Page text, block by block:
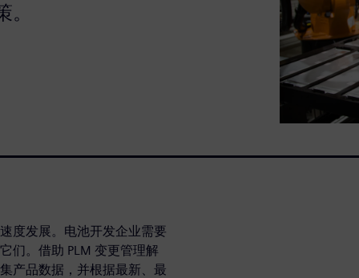
度发展。电池开发企业需要
们。借助 PLM 变更管理解
产品数据，并根据最新、最